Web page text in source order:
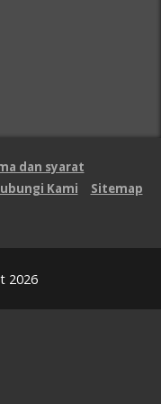
dan syarat
Kami
Sitemap
2026